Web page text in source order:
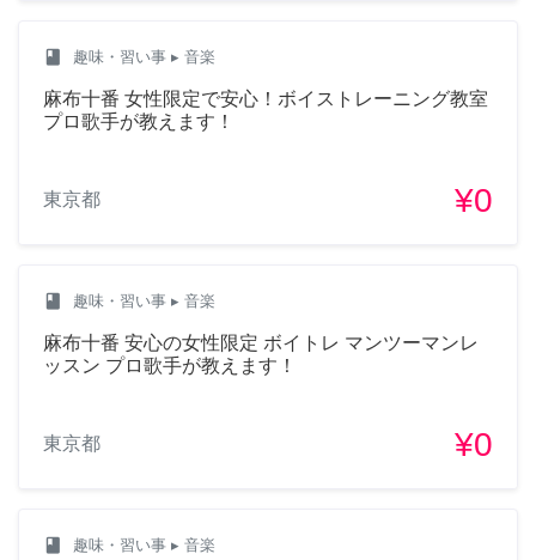
class 趣味・習い事 ▸ 音楽
麻布十番 女性限定で安心！ボイストレーニング教室
プロ歌手が教えます！
東京都 ¥0
class 趣味・習い事 ▸ 音楽
麻布十番 安心の女性限定 ボイトレ マンツーマンレ
ッスン プロ歌手が教えます！
東京都 ¥0
class 趣味・習い事 ▸ 音楽